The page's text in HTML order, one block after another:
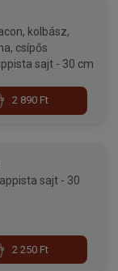
pepperoni paprika, trappista sajt - 30 cm
2 890 Ft
2 250 Ft